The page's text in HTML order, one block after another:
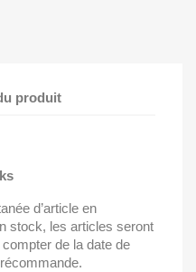
produit
d’article en
stock, les articles seront
de la date de